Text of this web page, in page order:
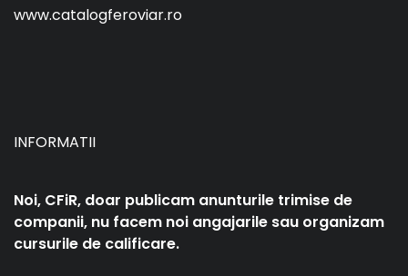
www.catalogferoviar.ro
INFORMATII
Noi, CFiR, doar publicam anunturile trimise de
companii, nu facem noi angajarile sau organizam
cursurile de calificare.